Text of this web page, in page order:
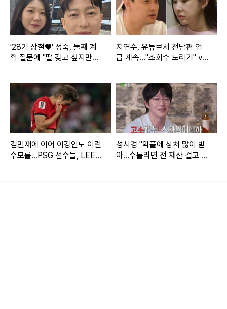
'28기 상철♥' 정숙, 둘째 계
획 질문에 "딸 갖고 싶지만…
지연수, 유튜브서 전남편 언
급 계속…"조회수 노리기" vs
김민재에 이어 이강인도 이런
수모를…PSG 선수들, LEE
성시경 "악플에 상처 많이 받
아…수틀리면 전 재산 걸고 고